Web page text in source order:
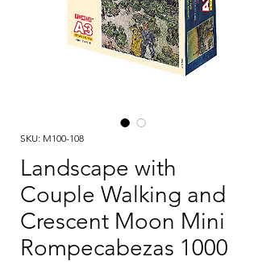
SKU: M100-108
Landscape with
Couple Walking and
Crescent Moon Mini
Rompecabezas 1000